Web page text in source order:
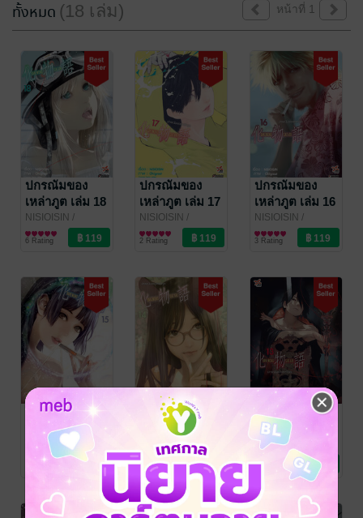
ทั้งหมด (18 เล่ม) หน้าที่ 1
ปกรณัมของ
เหล่าภูต เล่ม 18
NISIOISIN /
DEXPRESS
การ์ตูนทั่วไป
6 Rating
ปกรณัมของ
เหล่าภูต เล่ม 17
NISIOISIN /
DEXPRESS
การ์ตูนทั่วไป
2 Rating
ปกรณัมของ
เหล่าภูต เล่ม 16
NISIOISIN /
DEXPRESS
การ์ตูนทั่วไป
3 Rating
ปกรณัมของ
เหล่าภูต เล่ม 15
NISIOISIN
DEXPRESS
การ์ตูนทั่วไป
ปกรณัมของ
เหล่าภูต เล่ม 14
NISIOISIN/
DEXPRESS
การ์ตูนทั่วไป
9 Rating
ปกรณัมของ
เหล่าภูต เล่ม 13
NISIOISIN
DEXPRESS
การ์ตูนทั่วไป
12 Rating